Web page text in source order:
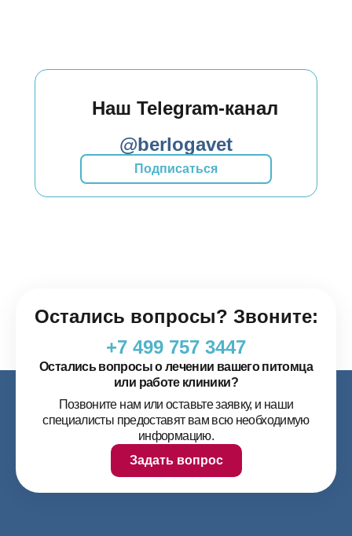
Наш Telegram-канал
@berlogavet
Подписаться
Остались вопросы? Звоните:
+7 499 757 3447
Остались вопросы о лечении вашего питомца
или работе клиники?
Позвоните нам или оставьте заявку, и наши
специалисты предоставят вам всю необходимую
информацию.
Задать вопрос